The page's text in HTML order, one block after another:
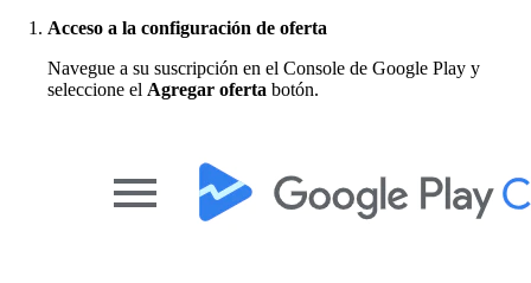
Acceso a la configuración de oferta
Navegue a su suscripción en el Console de Google Play y
seleccione el Agregar oferta botón.